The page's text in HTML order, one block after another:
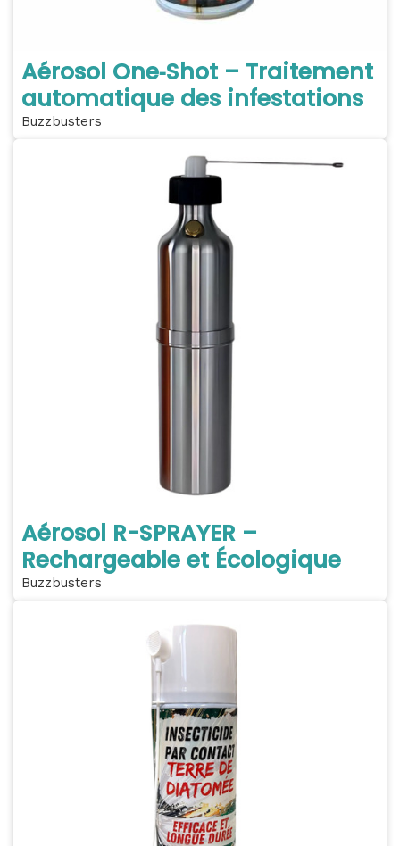
Aérosol One‑Shot – Traitement
automatique des infestations
Buzzbusters
Aérosol R-SPRAYER –
Rechargeable et Écologique
Buzzbusters